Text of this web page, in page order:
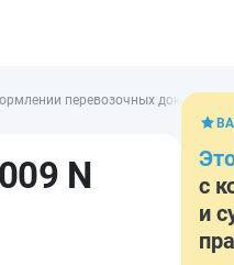
перевозочных
N
с
и